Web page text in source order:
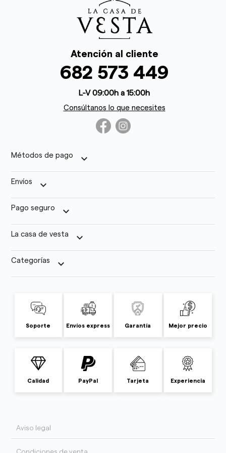
Atención al cliente
682 573 449
L-V 09:00h a 15:00h
Consúltanos lo que necesites
Métodos de pago keyboard_arrow_down
Envíos keyboard_arrow_down
Pago seguro keyboard_arrow_down
La casa de vesta keyboard_arrow_down
Categorías keyboard_arrow_down
Soporte Envíos express Garantía Mejor precio
Calidad PayPal Tarjeta Experiencia
Aviso legal